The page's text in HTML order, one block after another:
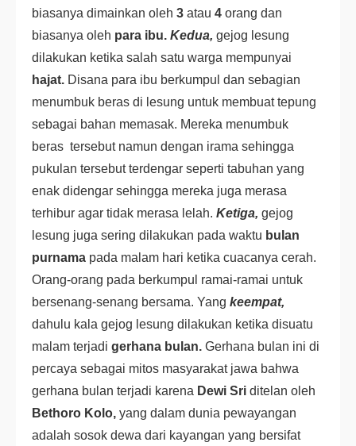
biasanya dimainkan oleh 3 atau 4 orang dan
biasanya oleh para ibu. Kedua, gejog lesung
dilakukan ketika salah satu warga mempunyai
hajat. Disana para ibu berkumpul dan sebagian
menumbuk beras di lesung untuk membuat tepung
sebagai bahan memasak. Mereka menumbuk
beras tersebut namun dengan irama sehingga
pukulan tersebut terdengar seperti tabuhan yang
enak didengar sehingga mereka juga merasa
terhibur agar tidak merasa lelah. Ketiga, gejog
lesung juga sering dilakukan pada waktu bulan
purnama pada malam hari ketika cuacanya cerah.
Orang-orang pada berkumpul ramai-ramai untuk
bersenang-senang bersama. Yang keempat,
dahulu kala gejog lesung dilakukan ketika disuatu
malam terjadi gerhana bulan. Gerhana bulan ini di
percaya sebagai mitos masyarakat jawa bahwa
gerhana bulan terjadi karena Dewi Sri ditelan oleh
Bethoro Kolo, yang dalam dunia pewayangan
adalah sosok dewa dari kayangan yang bersifat